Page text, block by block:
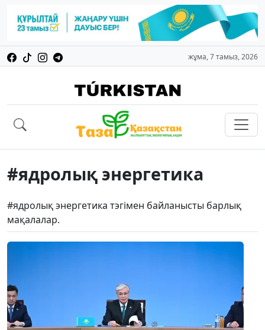
жұма, 7 тамыз, 2026
#ядролық энергетика
#ядролық энергетика тэгімен байланысты барлық
мақалалар.